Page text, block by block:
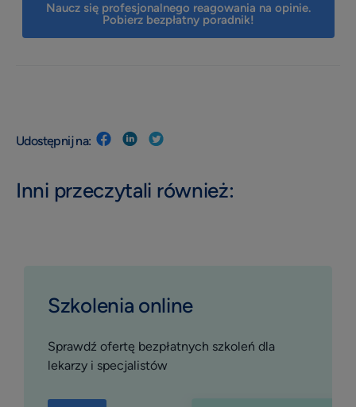
Naucz się profesjonalnego reagowania na opinie.
Pobierz bezpłatny poradnik!
Udostępnij na:
Inni przeczytali również:
Szkolenia online
Sprawdź ofertę bezpłatnych szkoleń dla
lekarzy i specjalistów